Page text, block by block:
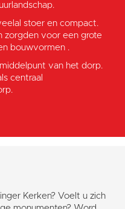
stoer en compact.
zorgden voor een grote
bouwvormen .
van het dorp.
centraal
Kerken? Voelt u zich